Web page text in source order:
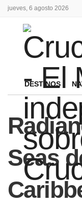
jueves, 6 agosto 2026
DESTINOS
Seas